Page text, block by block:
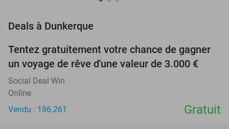
Deals à Dunkerque
Tentez gratuitement votre chance de gagner
un voyage de rêve d'une valeur de 3.000 €
Social Deal Win
Online
Vendu : 186.261
Gratuit